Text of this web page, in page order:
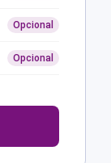
Opcional
Opcional